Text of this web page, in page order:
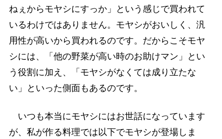
ねぇからモヤシにすっか」という感じで買われて
いるわけではありません。モヤシがおいしく、汎
用性が高いから買われるのです。だからこそモヤ
シには、「他の野菜が高い時のお助けマン」とい
う役割に加え、「モヤシがなくては成り立たな
い」といった側面もあるのです。
いつも本当にモヤシにはお世話になっています
が、私が作る料理では以下でモヤシが登場しま